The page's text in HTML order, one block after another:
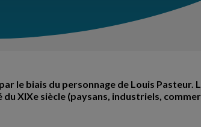
le biais du personnage de Louis Pasteur.
XIXe siècle (paysans, industriels,